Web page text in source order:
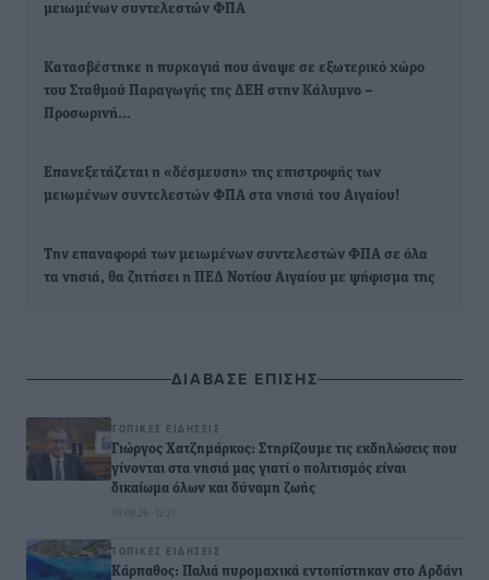
μειωμένων συντελεστών ΦΠΑ
Κατασβέστηκε η πυρκαγιά που άναψε σε εξωτερικό χώρο
του Σταθμού Παραγωγής της ΔΕΗ στην Κάλυμνο –
Προσωρινή…
Επανεξετάζεται η «δέσμευση» της επιστροφής των
μειωμένων συντελεστών ΦΠΑ στα νησιά του Αιγαίου!
Την επαναφορά των μειωμένων συντελεστών ΦΠΑ σε όλα
τα νησιά, θα ζητήσει η ΠΕΔ Νοτίου Αιγαίου με ψήφισμα της
ΔΙΑΒΑΣΕ ΕΠΙΣΗΣ
ΤΟΠΙΚΈΣ ΕΙΔΉΣΕΙΣ
Γιώργος Χατζημάρκος: Στηρίζουμε τις εκδηλώσεις που
γίνονται στα νησιά μας γιατί ο πολιτισμός είναι
δικαίωμα όλων και δύναμη ζωής
09.08.26 · 12:21
ΤΟΠΙΚΈΣ ΕΙΔΉΣΕΙΣ
Κάρπαθος: Παλιά πυρομαχικά εντοπίστηκαν στο Αρδάνι